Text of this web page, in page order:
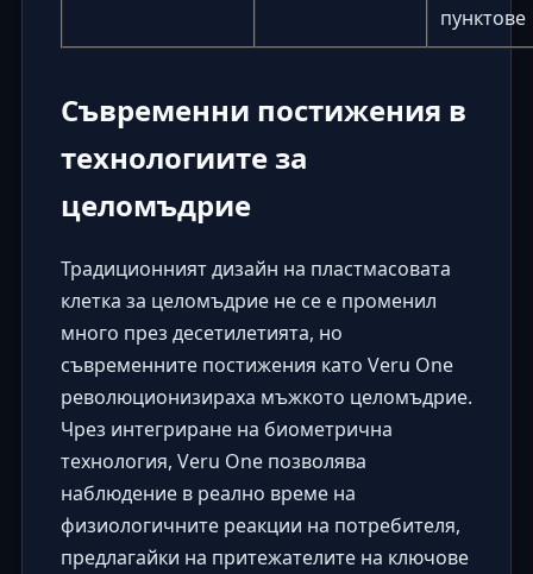
пунктове
Съвременни постижения в
технологиите за
целомъдрие
Традиционният дизайн на пластмасовата
клетка за целомъдрие не се е променил
много през десетилетията, но
съвременните постижения като Veru One
революционизираха мъжкото целомъдрие.
Чрез интегриране на биометрична
технология, Veru One позволява
наблюдение в реално време на
физиологичните реакции на потребителя,
предлагайки на притежателите на ключове